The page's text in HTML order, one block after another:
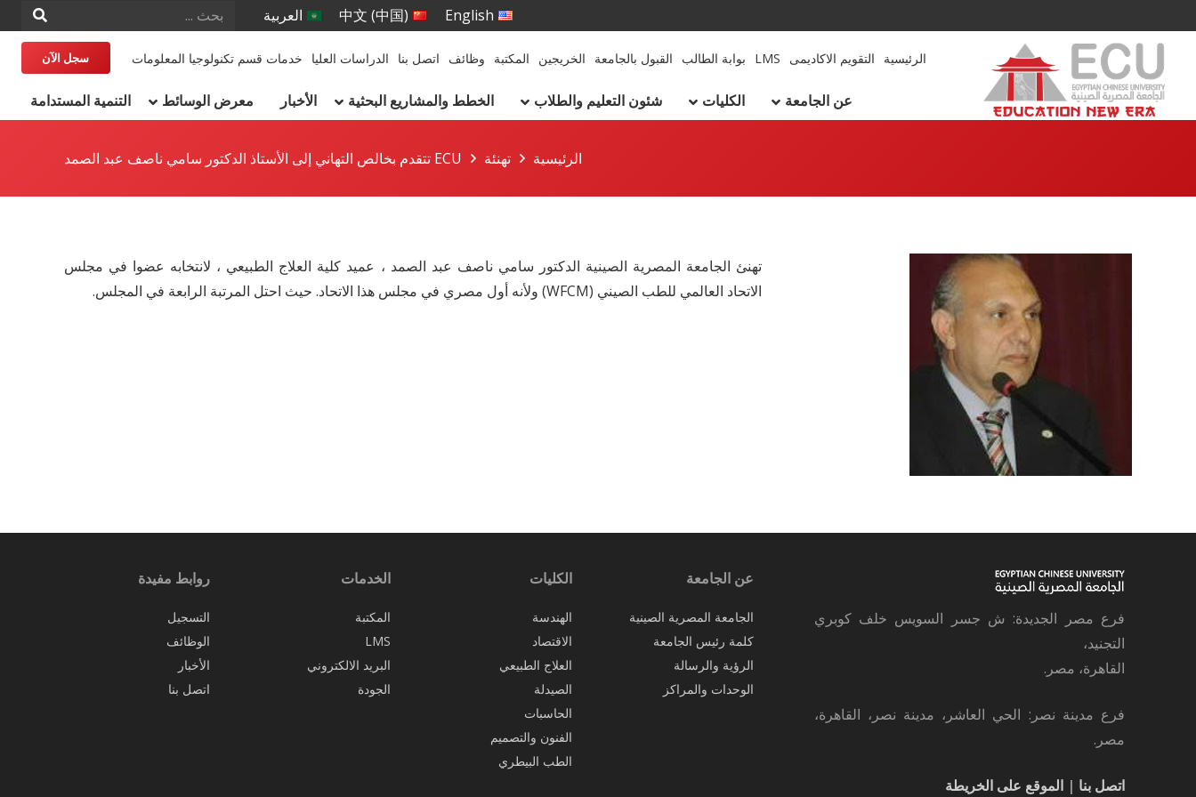
English
中文 (中国) العربية
الرئيسية التقويم الاكاديمى LMS بوابة الطالب القبول بالجامعة الخريجين المكتبة وظائف اتصل بنا الدراسات العليا خدمات قسم تكنولوجيا المعلومات سجل الآن
عن الجامعة الكليات شئون التعليم والطلاب الخطط والمشاريع البحثية الأخبار معرض الوسائط التنمية المستدامة
الرئيسية تهنئة ECU تتقدم بخالص التهاني إلى الأستاذ الدكتور سامي ناصف عبد الصمد
تهنئ الجامعة المصرية الصينية الدكتور سامي ناصف عبد الصمد ، عميد كلية العلاج الطبيعي ، لانتخابه عضوا في مجلس
الاتحاد العالمي للطب الصيني (WFCM) ولأنه أول مصري في مجلس هذا الاتحاد. حيث احتل المرتبة الرابعة في المجلس.
فرع مصر الجديدة: ش جسر السويس خلف كوبري
التجنيد،
القاهرة، مصر.
فرع مدينة نصر: الحي العاشر، مدينة نصر، القاهرة،
مصر.
اتصل بنا | الموقع على الخريطة
عن الجامعة
الجامعة المصرية الصينية
كلمة رئيس الجامعة
الرؤية والرسالة
الوحدات والمراكز
الكليات
الهندسة
الاقتصاد
العلاج الطبيعي
الصيدلة
الحاسبات
الفنون والتصميم
الطب البيطري
الخدمات
المكتبة
LMS
البريد الالكتروني
الجودة
روابط مفيدة
التسجيل
الوظائف
الأخبار
اتصل بنا